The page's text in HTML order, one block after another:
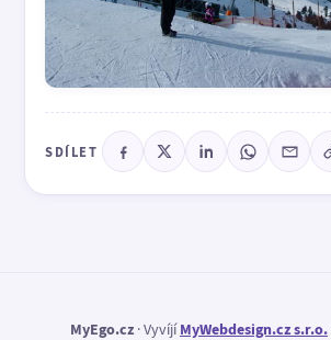
SDÍLET
MyEgo.cz · VyvíjíMyWebdesign.cz s.r.o.